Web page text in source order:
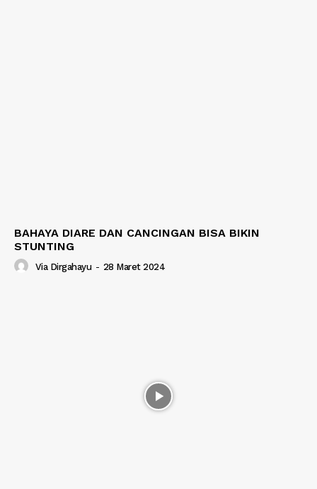
BAHAYA DIARE DAN CANCINGAN BISA BIKIN
STUNTING
Via Dirgahayu - 28 Maret 2024